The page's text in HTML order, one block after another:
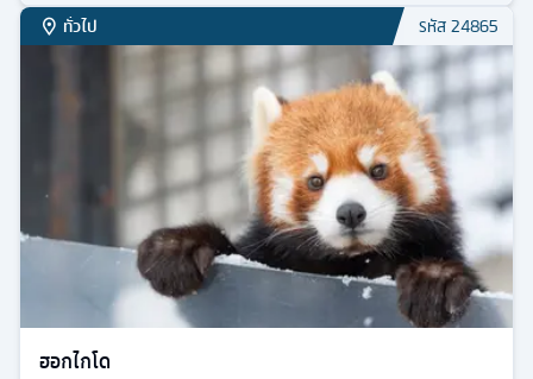
ทั่วไป รหัส24865
ฮอกไกโด